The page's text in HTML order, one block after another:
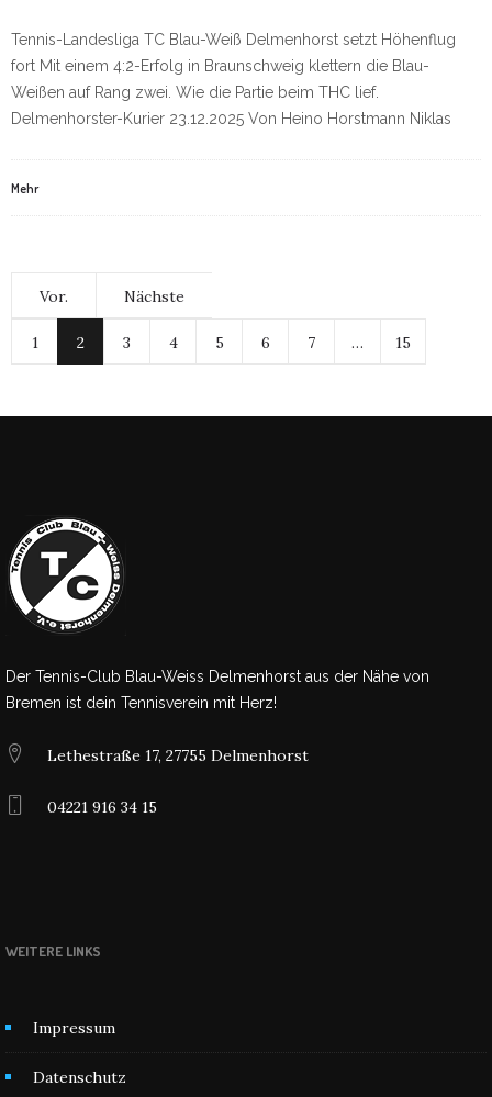
Tennis-Landesliga TC Blau-Weiß Delmenhorst setzt Höhenflug
fort Mit einem 4:2-Erfolg in Braunschweig klettern die Blau-
Weißen auf Rang zwei. Wie die Partie beim THC lief.
Delmenhorster-Kurier 23.12.2025 Von Heino Horstmann Niklas
Mehr
Vor. Nächste
1 2 3 4 5 6 7 … 15
Der Tennis-Club Blau-Weiss Delmenhorst aus der Nähe von
Bremen ist dein Tennisverein mit Herz!
Lethestraße 17, 27755 Delmenhorst
04221 916 34 15
WEITERE LINKS
Impressum
Datenschutz